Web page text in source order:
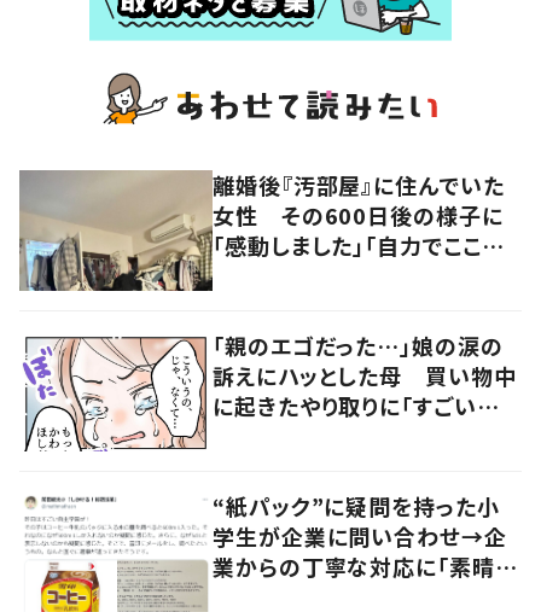
離婚後『汚部屋』に住んでいた
女性 その600日後の様子に
「感動しました」「自力でここま
「親のエゴだった…」娘の涙の
訴えにハッとした母 買い物中
に起きたやり取りに「すごい分
“紙パック”に疑問を持った小
学生が企業に問い合わせ→企
業からの丁寧な対応に「素晴ら